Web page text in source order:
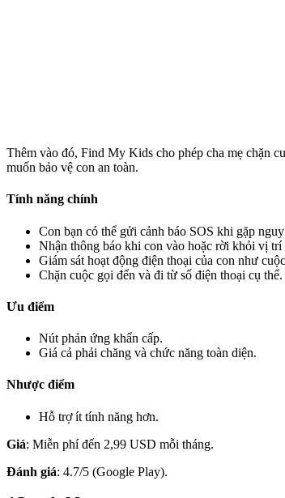
Thêm vào đó, Find My Kids cho phép cha mẹ chặn
muốn bảo vệ con an toàn.
Tính năng chính
Con bạn có thể gửi cảnh báo SOS khi gặp
Nhận thông báo khi con vào hoặc rời khỏi vị trí
Giám sát hoạt động điện thoại của con như
Chặn cuộc gọi đến và đi từ số điện thoại cụ thể.
Ưu điểm
Nút phản ứng khẩn cấp.
Giá cả phải chăng và chức năng toàn diện.
Nhược điểm
Hỗ trợ ít tính năng hơn.
Giá: Miễn phí đến 2,99 USD mỗi tháng.
Đánh giá: 4.7/5 (Google Play).